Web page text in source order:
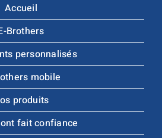
Accueil
Brothers
personnalisés
mobile
produits
fait confiance